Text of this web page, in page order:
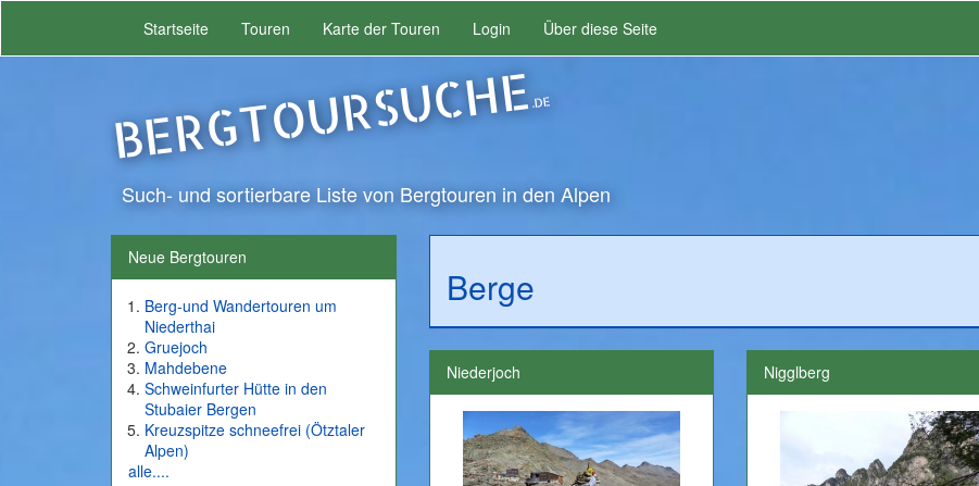
Startseite Touren Karte der Touren Login Über diese Seite
BERGTOURSUCHE.DE
Such- und sortierbare Liste von Bergtouren in den Alpen
Neue Bergtouren
Berg-und Wandertouren um
Niederthai
Gruejoch
Mahdebene
Schweinfurter Hütte in den
Stubaier Bergen
Kreuzspitze schneefrei (Ötztaler
Alpen)
alle....
Berge
Niederjoch Nigglberg